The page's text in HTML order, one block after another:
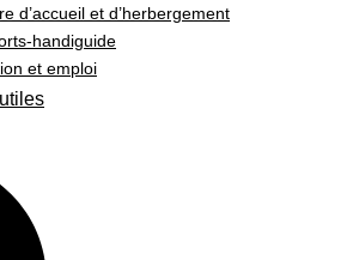
d’accueil et d’herbergement
handiguide
et emploi